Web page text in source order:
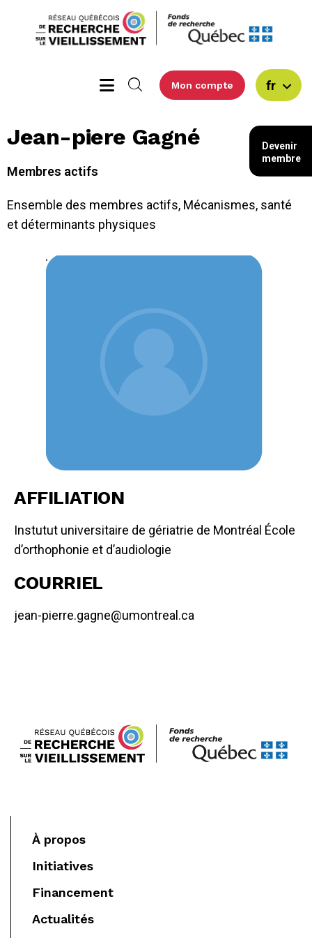
Mon compte fr
Jean-piere Gagné
Membres actifs
Ensemble des membres actifs, Mécanismes, santé
et déterminants physiques
AFFILIATION
Instutut universitaire de gériatrie de Montréal École
d’orthophonie et d’audiologie
COURRIEL
jean-pierre.gagne@umontreal.ca
À propos
Initiatives
Financement
Actualités
Devenir
membre